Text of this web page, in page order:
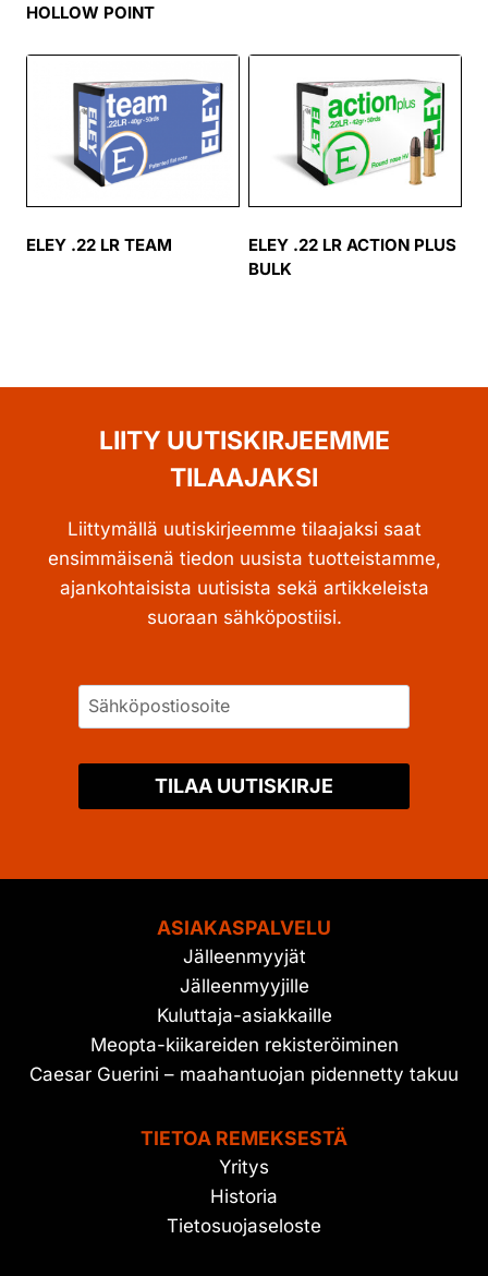
HOLLOW POINT
ELEY .22 LR TEAM
ELEY .22 LR ACTION PLUS
BULK
LIITY UUTISKIRJEEMME
TILAAJAKSI
Liittymällä uutiskirjeemme tilaajaksi saat
ensimmäisenä tiedon uusista tuotteistamme,
ajankohtaisista uutisista sekä artikkeleista
suoraan sähköpostiisi.
TILAA UUTISKIRJE
ASIAKASPALVELU
Jälleenmyyjät
Jälleenmyyjille
Kuluttaja-asiakkaille
Meopta-kiikareiden rekisteröiminen
Caesar Guerini – maahantuojan pidennetty takuu
TIETOA REMEKSESTÄ
Yritys
Historia
Tietosuojaseloste